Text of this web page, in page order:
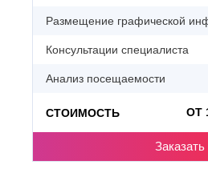
Размещение графической
Консультации специалиста
Анализ посещаемости
СТОИМОСТЬ ОТ
Заказать